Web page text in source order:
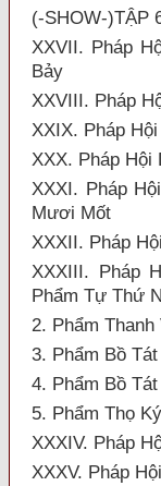
(-SHOW-)TẬP
XXVII. Pháp
Bảy
XXVIII. Pháp
XXIX. Pháp
XXX. Pháp
XXXI. Pháp
Mươi Mốt
XXXII. Pháp
XXXIII. Pháp
Phẩm Tự Thứ
2. Phẩm Thanh
3. Phẩm Bồ Tát
4. Phẩm Bồ
5. Phẩm Thọ Ký
XXXIV. Pháp
XXXV. Pháp